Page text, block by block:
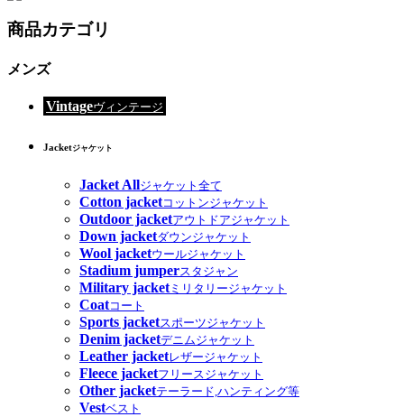
商品カテゴリ
メンズ
Vintageヴィンテージ
Jacketジャケット
Jacket Allジャケット全て
Cotton jacketコットンジャケット
Outdoor jacketアウトドアジャケット
Down jacketダウンジャケット
Wool jacketウールジャケット
Stadium jumperスタジャン
Military jacketミリタリージャケット
Coatコート
Sports jacketスポーツジャケット
Denim jacketデニムジャケット
Leather jacketレザージャケット
Fleece jacketフリースジャケット
Other jacketテーラード,ハンティング等
Vestベスト